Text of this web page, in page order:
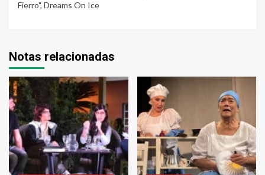
Fierro", Dreams On Ice
Notas relacionadas